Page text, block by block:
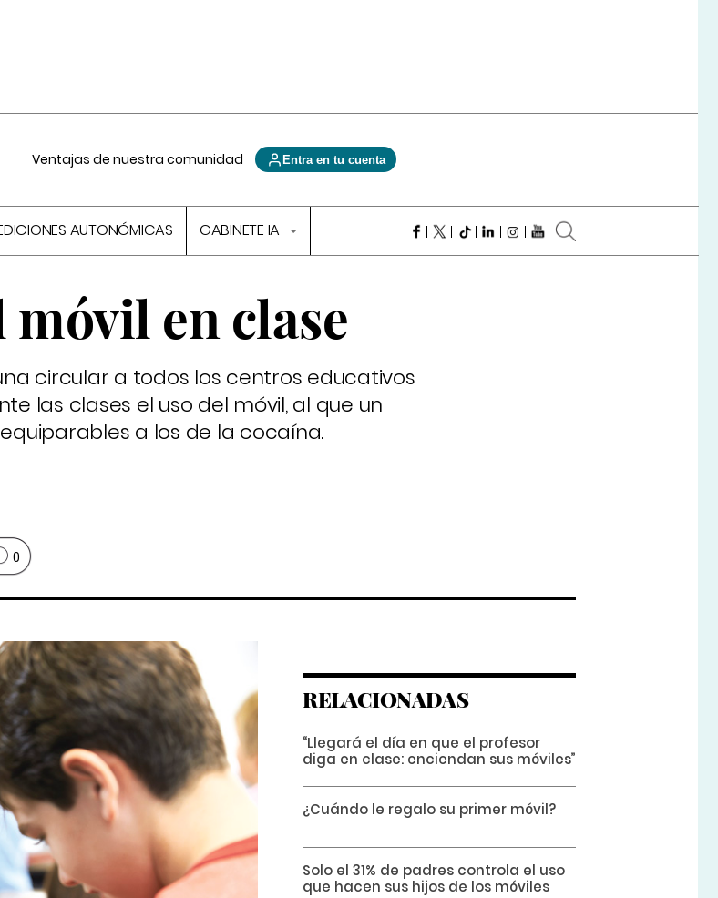
Ventajas de nuestra comunidad Entra en tu cuenta
AUTONÓMICAS GABINETE IA
en clase
circular a todos los centros educativos
las clases el uso del móvil, al que un
a los de la cocaína.
0
RELACIONADAS
“Llegará el día en que el profesor
diga en clase: enciendan sus móviles”
¿Cuándo le regalo su primer móvil?
Solo el 31% de padres controla el uso
que hacen sus hijos de los móviles